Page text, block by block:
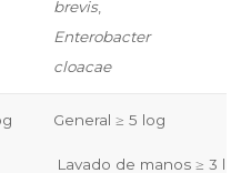
brevis,
Enterobacter
cloacae
General ≥ 5 log
Lavado de manos ≥ 3